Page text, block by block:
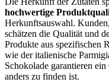
hochwertige
Herkunftsauswahl.
schätzen die Qualität und
Produkte aus spezifischen
wie der italienische
Schokolade garantieren
anders zu finden ist.